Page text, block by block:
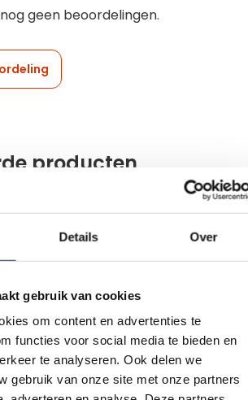
Details Over
gebruik van cookies
om content en advertenties te
functies voor social media te bieden en
te analyseren. Ook delen we
gebruik van onze site met onze partners
geen beoordelingen.
producten
toe
70x100cm
vlag
Voeg
toe
aan
Glanspoly 115gr/m2
100x150cm
Brabantse vlag